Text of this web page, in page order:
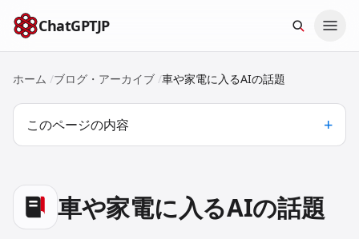
本文へスキップ
ChatGPTJP
ホーム /ブログ・アーカイブ /車や家電に入るAIの話題
このページの内容
車や家電に入るAIの話題